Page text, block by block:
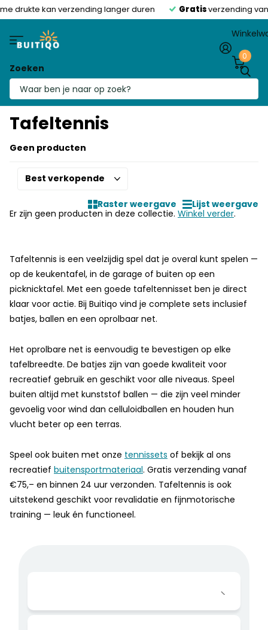
drukte kan verzending langer duren Gratisverzending
Zoeken
0
Homepage Tafeltennis
Tafeltennis
Geen producten
Raster weergave Lijst weergave
Er zijn geen producten in deze collectie. Winkel verder.
Tafeltennis is een veelzijdig spel dat je overal kunt spelen —
op de keukentafel, in de garage of buiten op een
picknicktafel. Met een goede tafeltennisset ben je direct
klaar voor actie. Bij Buitiqo vind je complete sets inclusief
batjes, ballen en een oprolbaar net.
Het oprolbare net is eenvoudig te bevestigen op elke
tafelbreedte. De batjes zijn van goede kwaliteit voor
recreatief gebruik en geschikt voor alle niveaus. Speel
buiten altijd met kunststof ballen — die zijn veel minder
gevoelig voor wind dan celluloidballen en houden hun
vlucht beter op een terras.
Speel ook buiten met onze tennissets of bekijk al ons
recreatief buitensportmateriaal. Gratis verzending vanaf
€75,– en binnen 24 uur verzonden. Tafeltennis is ook
uitstekend geschikt voor revalidatie en fijnmotorische
training — leuk én functioneel.